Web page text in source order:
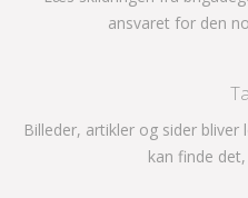
ansvaret for den
Billeder, artikler og sider
kan finde